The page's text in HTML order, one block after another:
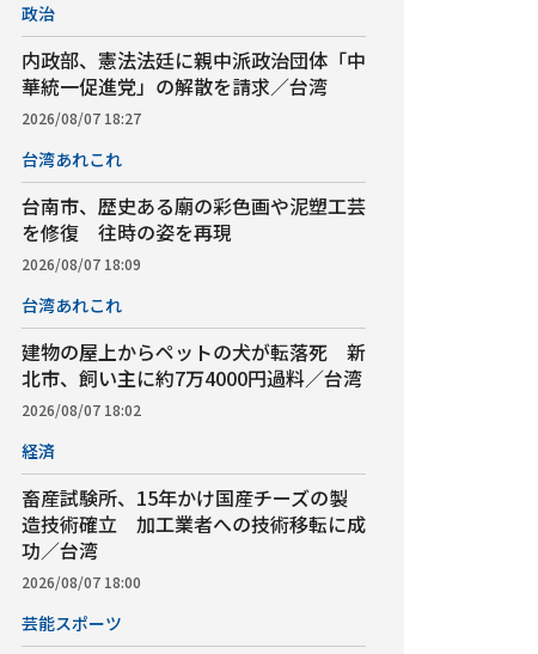
政治
内政部、憲法法廷に親中派政治団体「中
華統一促進党」の解散を請求／台湾
2026/08/07 18:27
台湾あれこれ
台南市、歴史ある廟の彩色画や泥塑工芸
を修復 往時の姿を再現
2026/08/07 18:09
台湾あれこれ
建物の屋上からペットの犬が転落死 新
北市、飼い主に約7万4000円過料／台湾
2026/08/07 18:02
経済
畜産試験所、15年かけ国産チーズの製
造技術確立 加工業者への技術移転に成
功／台湾
2026/08/07 18:00
芸能スポーツ